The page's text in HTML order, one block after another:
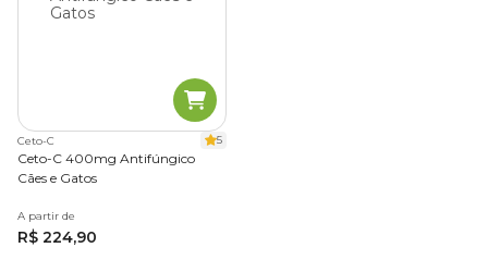
Ceto-C 5
Ceto-C 400mg Antifúngico
Cães e Gatos
A partir de
R$ 224,90